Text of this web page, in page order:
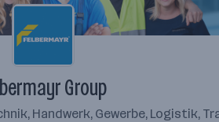
Group
Handwerk, Gewerbe, Logistik,